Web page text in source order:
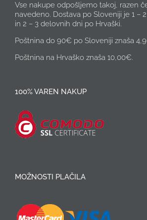
Vse nakupe odpošljemo takoj, razen
navedeno. Dostava po Sloveniji je 1 –
in 2 – 3 delovnih dni po Hrvaški.
Poštnina do 90€ po Sloveniji znaša
Poštnina na Hrvaško znaša 10,00€.
100% VAREN NAKUP
MOŽNOSTI PLAČILA